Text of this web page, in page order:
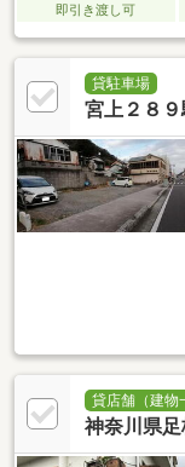
即引き渡し可
貸駐車場
宮上２８
貸店舗（建物
神奈川県